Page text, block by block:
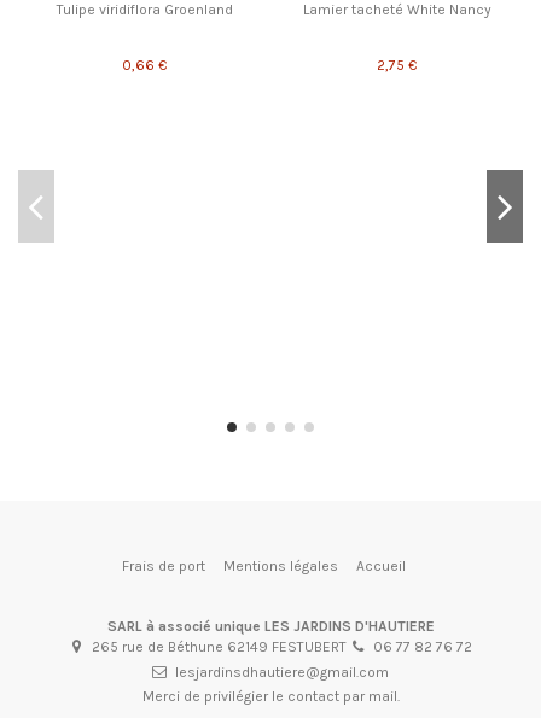
Tulipe viridiflora Groenland
0,66 €
Lamier tacheté White Nancy
2,75 €
Frais de port Mentions légales Accueil
SARL à associé unique LES JARDINS D'HAUTIERE
265 rue de Béthune 62149 FESTUBERT
06 77 82 76 72
lesjardinsdhautiere@gmail.com
Merci de privilégier le contact par mail.